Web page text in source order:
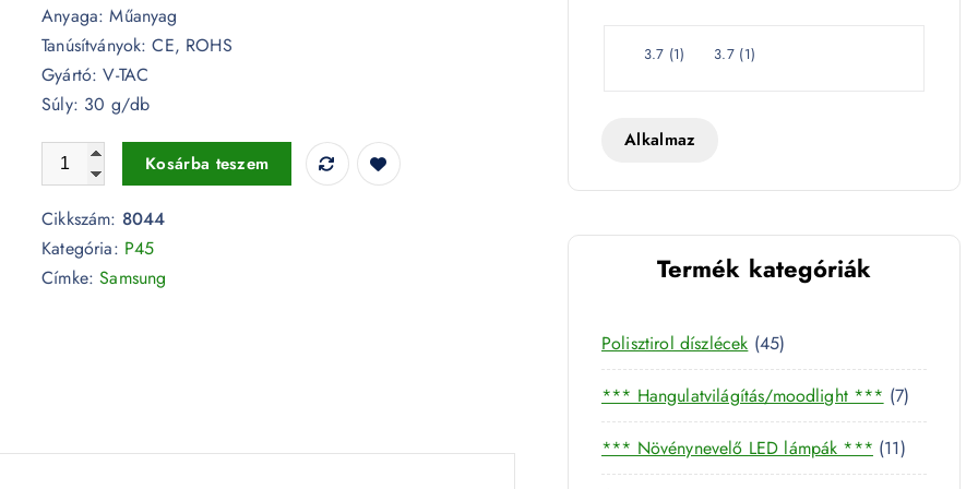
Anyaga: Műanyag
Tanúsítványok: CE, ROHS
Gyártó: V-TAC
Súly: 30 g/db
3,7W LED izzó Samsung chip E14 P45 6500K - 8044 mennyiség
Kosárba teszem
Cikkszám: 8044
Kategória: P45
Címke:Samsung
W
t
3.7 (1) 3.7 (1)
Alkalmaz
Termék kategóriák
Polisztirol díszlécek 454
5
t
e
r
*** Hangulatvilágítás/moodlight *** 77
t
e
r
*** Növénynevelő LED lámpák *** 111
1